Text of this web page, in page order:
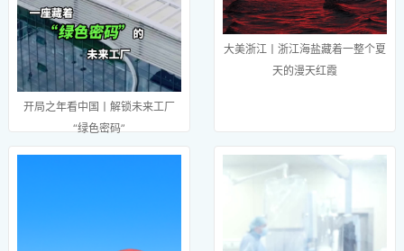
开局之年看中国丨解锁未来工厂
“绿色密码”
大美浙江丨浙江海盐藏着一整个夏
天的漫天红霞